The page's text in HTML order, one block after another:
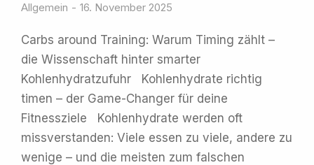
Allgemein 16. November 2025
Carbs around Training: Warum Timing zählt –
die Wissenschaft hinter smarter
Kohlenhydratzufuhr Kohlenhydrate richtig
timen – der Game-Changer für deine
Fitnessziele Kohlenhydrate werden oft
missverstanden: Viele essen zu viele, andere zu
wenige – und die meisten zum falschen